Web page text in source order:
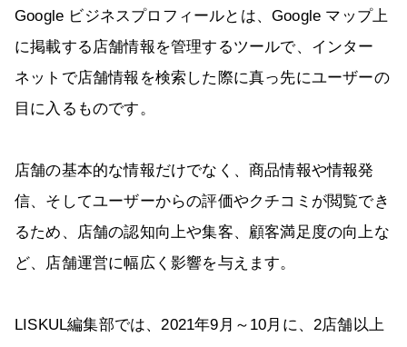
Google ビジネスプロフィールとは、Google マップ上
に掲載する店舗情報を管理するツールで、インター
ネットで店舗情報を検索した際に真っ先にユーザーの
目に入るものです。
店舗の基本的な情報だけでなく、商品情報や情報発
信、そしてユーザーからの評価やクチコミが閲覧でき
るため、店舗の認知向上や集客、顧客満足度の向上な
ど、店舗運営に幅広く影響を与えます。
LISKUL編集部では、2021年9月～10月に、2店舗以上